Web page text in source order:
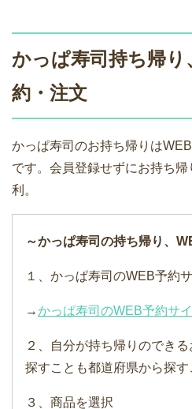
かっぱ寿司持ち帰
約・注文
かっぱ寿司のお持ち帰りは
です。会員登録せずにお持ち
利。
～かっぱ寿司の持ち帰り、
１、かっぱ寿司のWEB予約
→かっぱ寿司のWEB予約サ
２、自分が持ち帰りのでき
探すことも都道府県から探す
３、商品を選択